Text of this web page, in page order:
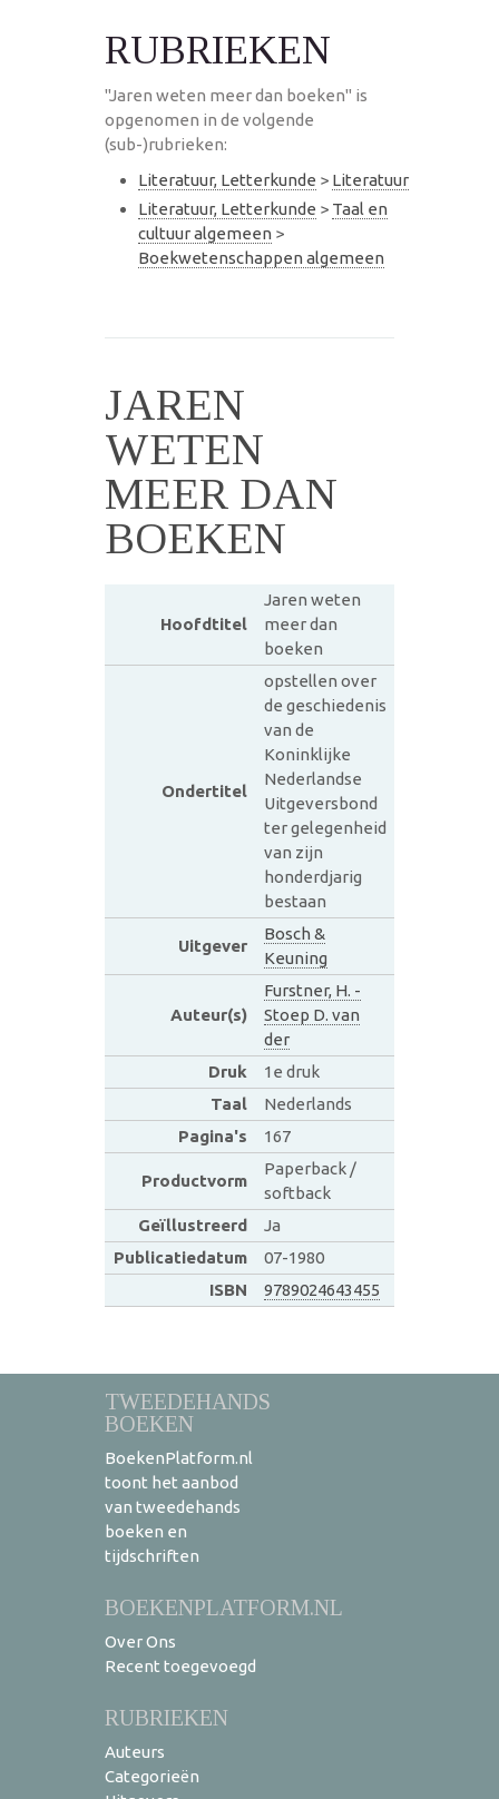
RUBRIEKEN
"Jaren weten meer dan boeken" is
opgenomen in de volgende
(sub-)rubrieken:
Literatuur, Letterkunde > Literatuur
Literatuur, Letterkunde > Taal en
cultuur algemeen >
Boekwetenschappen algemeen
JAREN
WETEN
MEER DAN
BOEKEN
Hoofdtitel
Jaren weten
meer dan
boeken
Ondertitel
opstellen over
de geschiedenis
van de
Koninklijke
Nederlandse
Uitgeversbond
ter gelegenheid
van zijn
honderdjarig
bestaan
Uitgever
Bosch &
Keuning
Auteur(s)
Furstner, H. -
Stoep D. van
der
Druk
1e druk
Taal
Nederlands
Pagina's
167
Productvorm
Paperback /
softback
Geïllustreerd
Ja
Publicatiedatum
07-1980
ISBN
9789024643455
TWEEDEHANDS
BOEKEN
BoekenPlatform.nl
toont het aanbod
van tweedehands
boeken en
tijdschriften
BOEKENPLATFORM.NL
Over Ons
Recent toegevoegd
RUBRIEKEN
Auteurs
Categorieën